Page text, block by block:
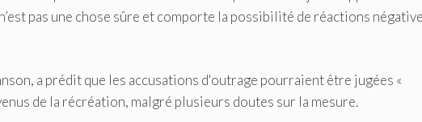
pas une chose sûre et comporte la possibilité de réactions
a prédit que les accusations d'outrage pourraient être jugées «
de la récréation, malgré plusieurs doutes sur la mesure.